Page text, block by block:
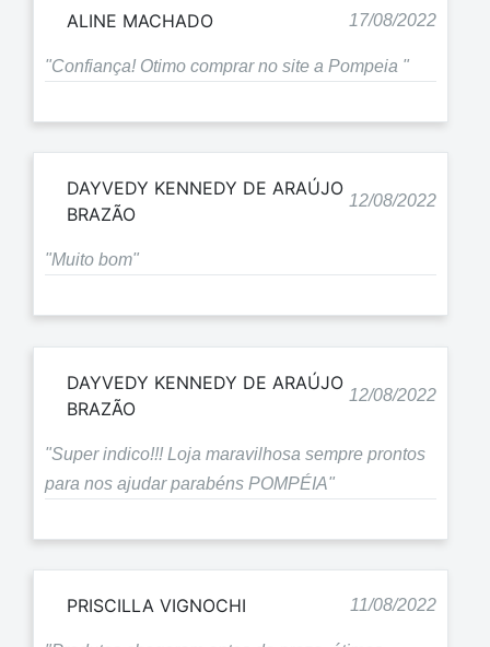
ALINE MACHADO 17/08/2022
"Confiança! Otimo comprar no site a Pompeia "
DAYVEDY KENNEDY DE ARAÚJO
BRAZÃO
12/08/2022
"Muito bom"
DAYVEDY KENNEDY DE ARAÚJO
BRAZÃO
12/08/2022
"Super indico!!! Loja maravilhosa sempre prontos
para nos ajudar parabéns POMPÉIA"
PRISCILLA VIGNOCHI 11/08/2022